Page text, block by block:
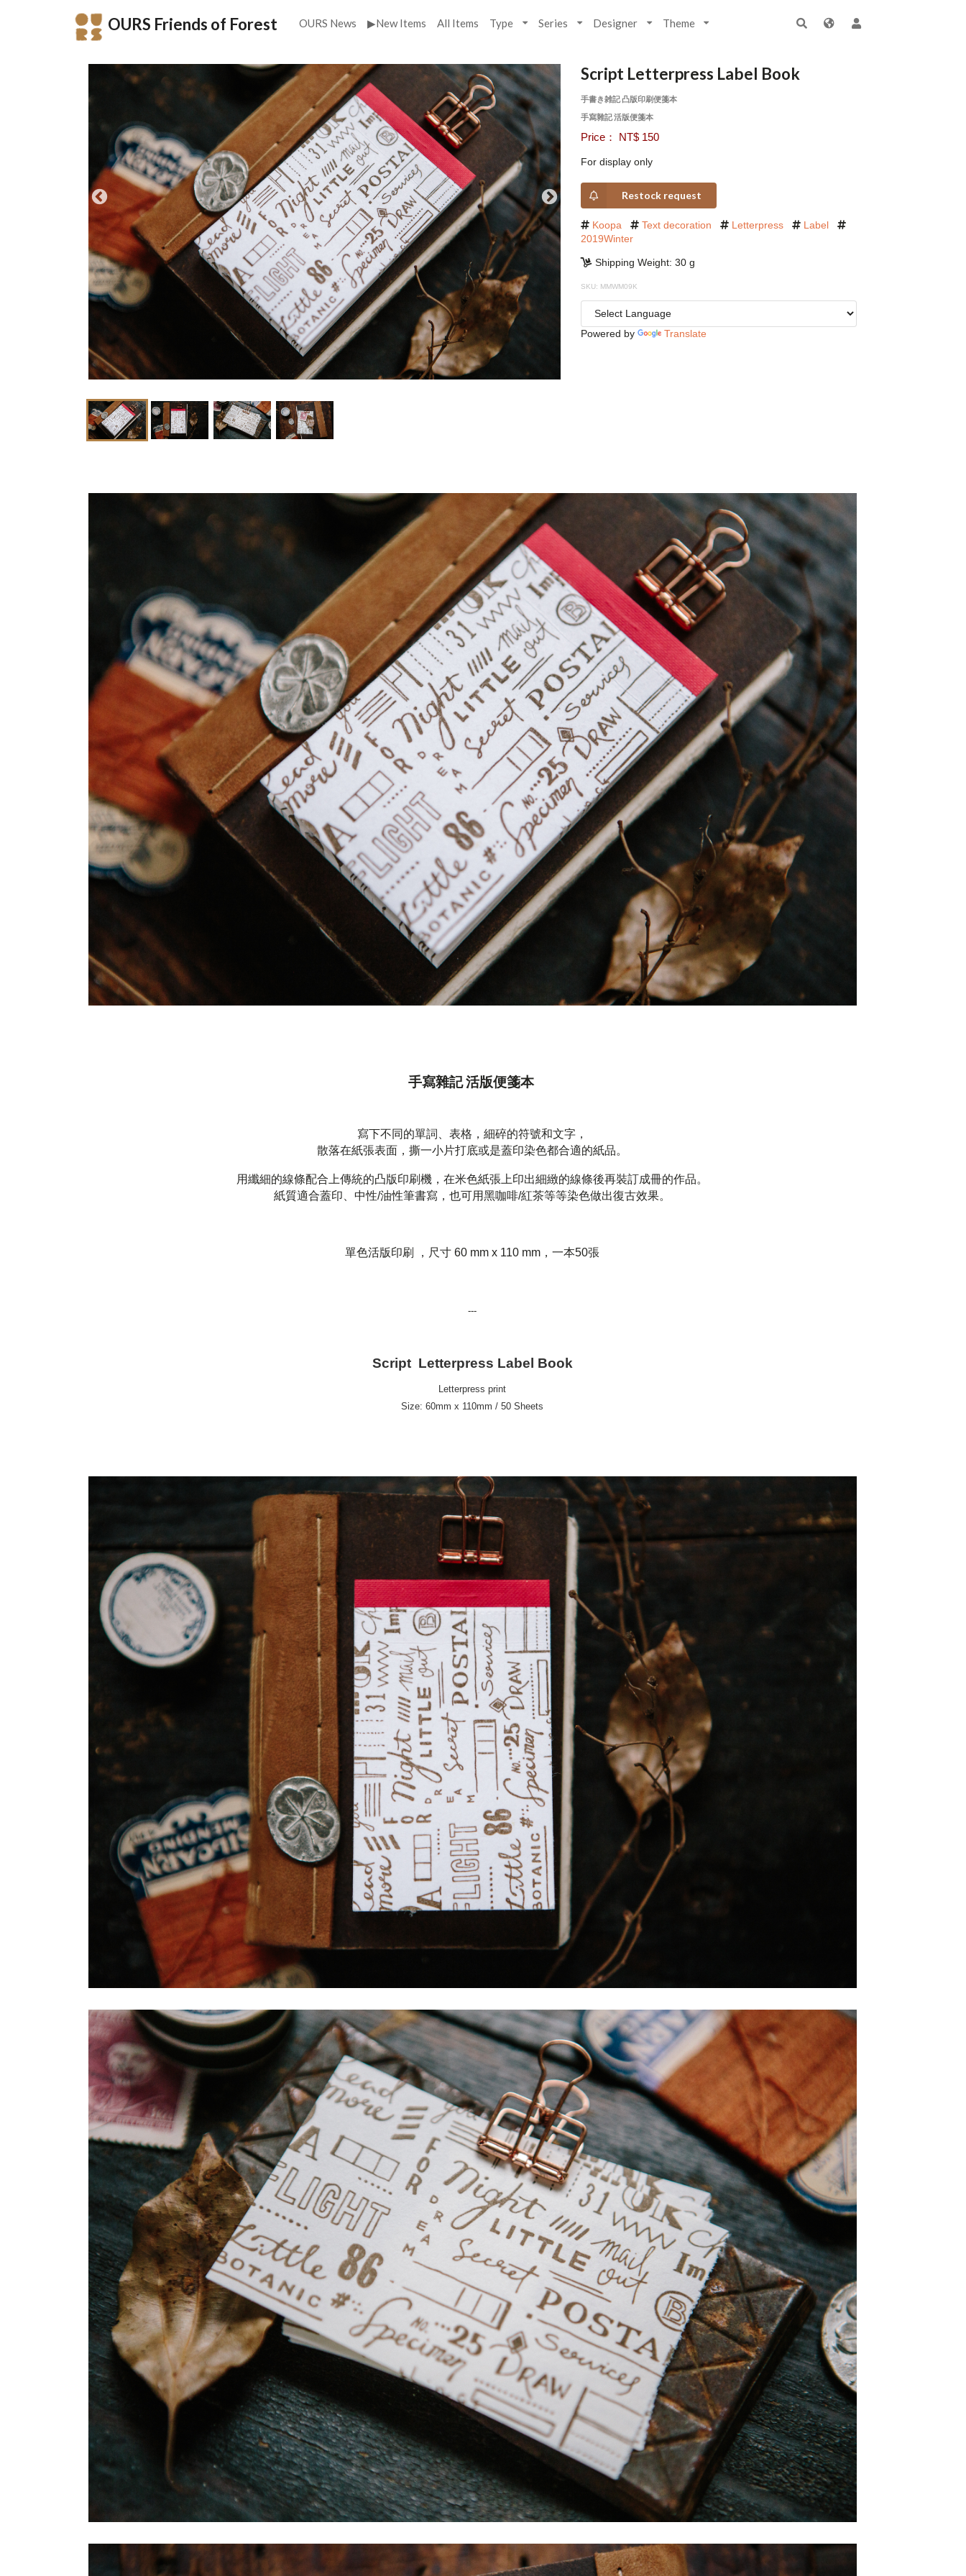
OURS Friends of Forest OURS News ▶New Items All Items Type Series Designer Theme
Script Letterpress Label Book
手書き雑記 凸版印刷便箋本
手寫雜記 活版便箋本
Price： NT$ 150
For display only
Restock request
Koopa Text decoration Letterpress
Label
2019Winter
Shipping Weight: 30 g
SKU: MMWM09K
Powered by Translate
手寫雜記 活版便箋本
寫下不同的單詞、表格，細碎的符號和文字，
散落在紙張表面，撕一小片打底或是蓋印染色都合適的紙品。
用纖細的線條配合上傳統的凸版印刷機，在米色紙張上印出細緻的線條後再裝訂成冊的作品。
紙質適合蓋印、中性/油性筆書寫，也可用黑咖啡/紅茶等等染色做出復古效果。
單色活版印刷 ，尺寸 60 mm x 110 mm，一本50張
---
Script Letterpress Label Book
Letterpress print
Size: 60mm x 110mm / 50 Sheets